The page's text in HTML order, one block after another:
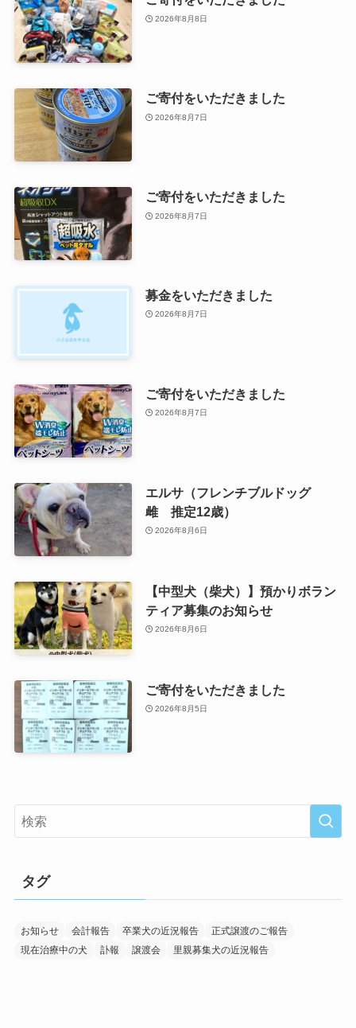
2026年8月8日
ご寄付をいただきました
2026年8月7日
ご寄付をいただきました
2026年8月7日
募金をいただきました
2026年8月7日
ご寄付をいただきました
2026年8月7日
エルサ（フレンチブルドッグ
雌 推定12歳）
2026年8月6日
【中型犬（柴犬）】預かりボラン
ティア募集のお知らせ
2026年8月6日
ご寄付をいただきました
2026年8月5日
タグ
お知らせ 会計報告 卒業犬の近況報告
正式譲渡のご報告
現在治療中の犬
訃報 譲渡会 里親募集犬の近況報告